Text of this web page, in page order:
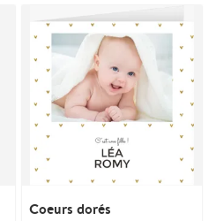
Coeurs dorés